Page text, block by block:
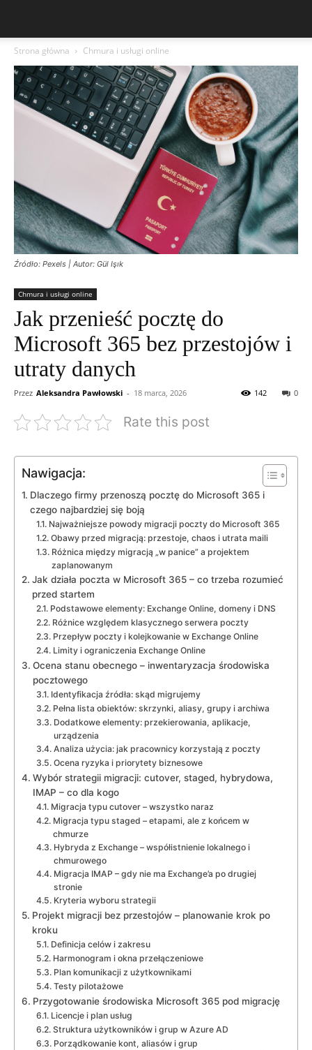
Strona główna Chmura i usługi online
Źródło: Pexels | Autor: Gül Işık
Chmura i usługi online
Jak przenieść pocztę do
Microsoft 365 bez przestojów i
utraty danych
Przez Aleksandra Pawłowski - 18 marca, 2026 0
142
Rate this post
Nawigacja:
Dlaczego firmy przenoszą pocztę do Microsoft 365 i
czego najbardziej się boją
Najważniejsze powody migracji poczty do Microsoft 365
Obawy przed migracją: przestoje, chaos i utrata maili
Różnica między migracją „w panice” a projektem
zaplanowanym
Jak działa poczta w Microsoft 365 – co trzeba rozumieć
przed startem
Podstawowe elementy: Exchange Online, domeny i DNS
Różnice względem klasycznego serwera poczty
Przepływ poczty i kolejkowanie w Exchange Online
Limity i ograniczenia Exchange Online
Ocena stanu obecnego – inwentaryzacja środowiska
pocztowego
Identyfikacja źródła: skąd migrujemy
Pełna lista obiektów: skrzynki, aliasy, grupy i archiwa
Dodatkowe elementy: przekierowania, aplikacje,
urządzenia
Analiza użycia: jak pracownicy korzystają z poczty
Ocena ryzyka i priorytety biznesowe
Wybór strategii migracji: cutover, staged, hybrydowa,
IMAP – co dla kogo
Migracja typu cutover – wszystko naraz
Migracja typu staged – etapami, ale z końcem w
chmurze
Hybryda z Exchange – współistnienie lokalnego i
chmurowego
Migracja IMAP – gdy nie ma Exchange’a po drugiej
stronie
Kryteria wyboru strategii
Projekt migracji bez przestojów – planowanie krok po
kroku
Definicja celów i zakresu
Harmonogram i okna przełączeniowe
Plan komunikacji z użytkownikami
Testy pilotażowe
Przygotowanie środowiska Microsoft 365 pod migrację
Licencje i plan usług
Struktura użytkowników i grup w Azure AD
Porządkowanie kont, aliasów i grup